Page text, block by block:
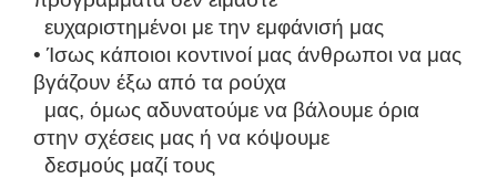
ευχαριστημένοι με την εμφάνισή μας
• Ίσως κάποιοι κοντινοί μας άνθρωποι να μας
βγάζουν έξω από τα ρούχα
μας, όμως αδυνατούμε να βάλουμε όρια
στην σχέσεις μας ή να κόψουμε
δεσμούς μαζί τους